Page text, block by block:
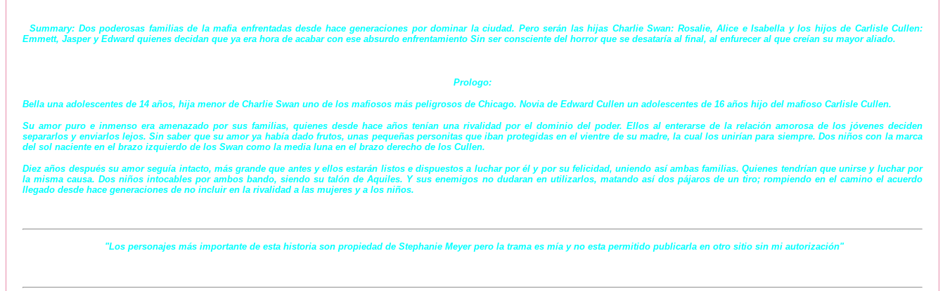
Summary: Dos poderosas familias de la mafia enfrentadas desde hace generaciones por dominar la ciudad. Pero serán las hijas Charlie Swan: Rosalie, Alice e Isabella y los hijos de Carlisle Cullen:
Emmett, Jasper y Edward quienes decidan que ya era hora de acabar con ese absurdo enfrentamiento Sin ser consciente del horror que se desataría al final, al enfurecer al que creían su mayor aliado.
Prologo:
Bella una adolescentes de 14 años, hija menor de Charlie Swan uno de los mafiosos más peligrosos de Chicago. Novia de Edward Cullen un adolescentes de 16 años hijo del mafioso Carlisle Cullen.
Su amor puro e inmenso era amenazado por sus familias, quienes desde hace años tenían una rivalidad por el dominio del poder. Ellos al enterarse de la relación amorosa de los jóvenes deciden
separarlos y enviarlos lejos.Sin saber que su amor ya había dado frutos, unas pequeñas personitas que iban protegidas en el vientre de su madre, la cual los unirían para siempre. Dos niños con la marca
del sol naciente en el brazo izquierdo de los Swan como la media luna en el brazo derecho de los Cullen.
Diez años después su amor seguía intacto, más grande que antes y ellos estarán listos e dispuestos a luchar por él y por su felicidad, uniendo así ambas familias. Quienes tendrían que unirse y luchar por
la misma causa.Dos niños intocables por ambos bando, siendo su talón de Aquiles. Y sus enemigos no dudaran en utilizarlos, matando así dos pájaros de un tiro; rompiendo en el camino el acuerdo
llegado desde hace generaciones de no incluir en la rivalidad a las mujeres y a los niños.
"Los personajes más importante de esta historia son propiedad de Stephanie Meyer pero la trama es mía y no esta permitido publicarla en otro sitio sin mi autorización"